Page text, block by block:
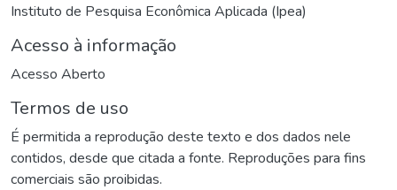
Instituto de Pesquisa Econômica Aplicada (Ipea)
Acesso à informação
Acesso Aberto
Termos de uso
É permitida a reprodução deste texto e dos dados nele
contidos, desde que citada a fonte. Reproduções para fins
comerciais são proibidas.